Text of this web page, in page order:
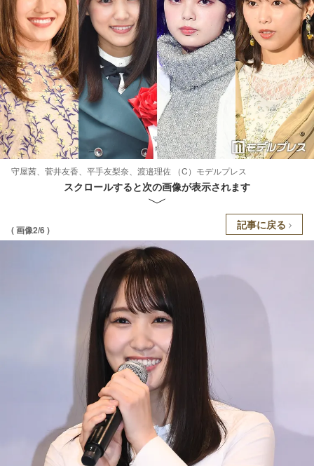
守屋茜、菅井友香、平手友梨奈、渡邉理佐 （C）モデルプレス
スクロールすると次の画像が表示されます
( 画像2/6 ) 記事に戻る